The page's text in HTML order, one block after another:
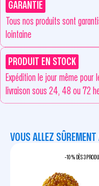
GARANTIE
Tous nos produits sont
lointaine
PRODUIT EN STOCK
Expédition le jour même pour
livraison sous 24, 48 ou 72
VOUS ALLEZ SÛREMENT
-10 % DÈS 3